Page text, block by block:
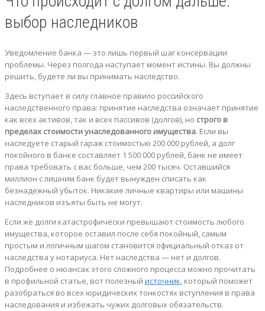
выбор наследников
Уведомление банка — это лишь первый шаг консервации
проблемы. Через полгода наступает момент истины. Вы должны
решить, будете ли вы принимать наследство.
Здесь вступает в силу главное правило российского
наследственного права: принятие наследства означает принятие
как всех активов, так и всех пассивов (долгов), но строго в
пределах стоимости унаследованного имущества. Если вы
наследуете старый гараж стоимостью 200 000 рублей, а долг
покойного в банке составляет 1 500 000 рублей, банк не имеет
права требовать с вас больше, чем 200 тысяч. Оставшийся
миллион с лишним банк будет вынужден списать как
безнадежный убыток. Никакие личные квартиры или машины
наследников изъяты быть не могут.
Если же долги катастрофически превышают стоимость любого
имущества, которое оставил после себя покойный, самым
простым и логичным шагом становится официальный отказ от
наследства у нотариуса. Нет наследства — нет и долгов.
Подробнее о нюансах этого сложного процесса можно прочитать
в профильной статье, вот полезный источник, который поможет
разобраться во всех юридических тонкостях вступления в права
наследования и избежать чужих долговых обязательств.